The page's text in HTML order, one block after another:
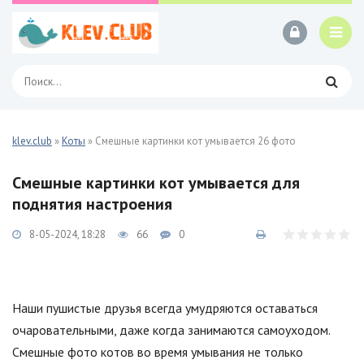
klev.club »Коты » Смешные картинки кот умывается 26 фото
Смешные картинки кот умывается для
поднятия настроения
8-05-2024, 18:28 66 0
Наши пушистые друзья всегда умудряются оставаться
очаровательными, даже когда занимаются самоуходом.
Смешные фото котов во время умывания не только